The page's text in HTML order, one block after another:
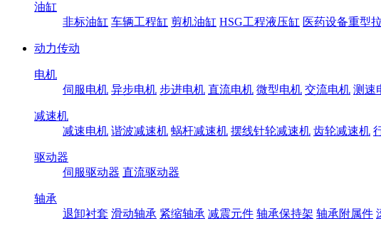
油缸
非标油缸 车辆工程缸 剪机油缸 HSG工程液压缸 医药设备重型
动力传动
电机
伺服电机 异步电机 步进电机 直流电机 微型电机 交流电机 测速
减速机
减速电机 谐波减速机 蜗杆减速机 摆线针轮减速机 齿轮减速机
驱动器
伺服驱动器 直流驱动器
轴承
退卸衬套 滑动轴承 紧缩轴承 减震元件 轴承保持架 轴承附属件